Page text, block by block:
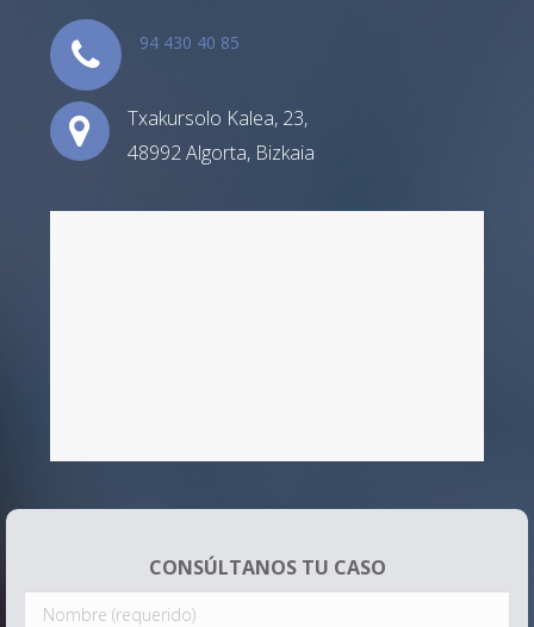
94 430 40 85
Txakursolo Kalea, 23,
48992 Algorta, Bizkaia
CONSÚLTANOS TU CASO